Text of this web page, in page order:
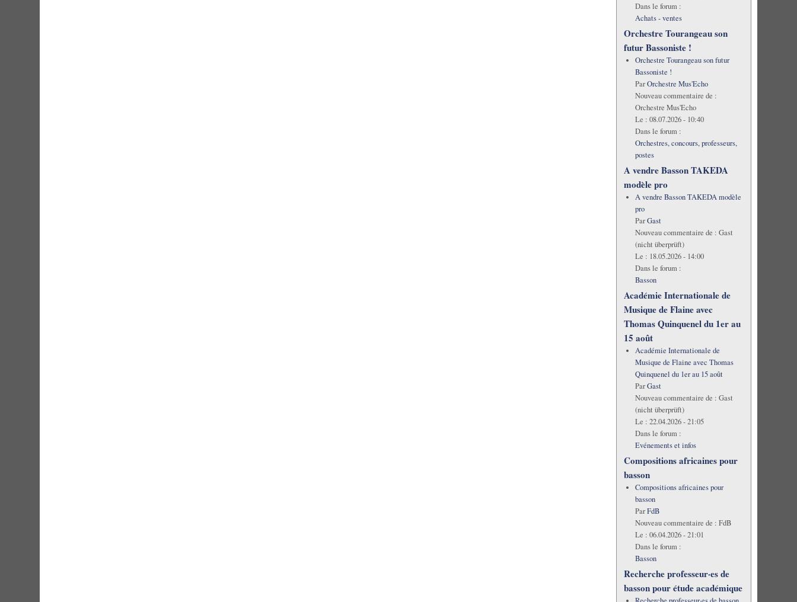
Dans le forum :
Achats - ventes
Orchestre Tourangeau son
futur Bassoniste !
Orchestre Tourangeau son futur
Bassoniste !
ParOrchestre Mus'Echo
Nouveau commentaire de :
Orchestre Mus'Echo
Le : 08.07.2026 - 10:40
Dans le forum :
Orchestres, concours, professeurs,
postes
A vendre Basson TAKEDA
modèle pro
A vendre Basson TAKEDA modèle
pro
ParGast
Nouveau commentaire de : Gast
(nicht überprüft)
Le : 18.05.2026 - 14:00
Dans le forum :
Basson
Académie Internationale de
Musique de Flaine avec
Thomas Quinquenel du 1er au
15 août
Académie Internationale de
Musique de Flaine avec Thomas
Quinquenel du 1er au 15 août
ParGast
Nouveau commentaire de : Gast
(nicht überprüft)
Le : 22.04.2026 - 21:05
Dans le forum :
Evénements et infos
Compositions africaines pour
basson
Compositions africaines pour
basson
ParFdB
Nouveau commentaire de : FdB
Le : 06.04.2026 - 21:01
Dans le forum :
Basson
Recherche professeur·es de
basson pour étude académique